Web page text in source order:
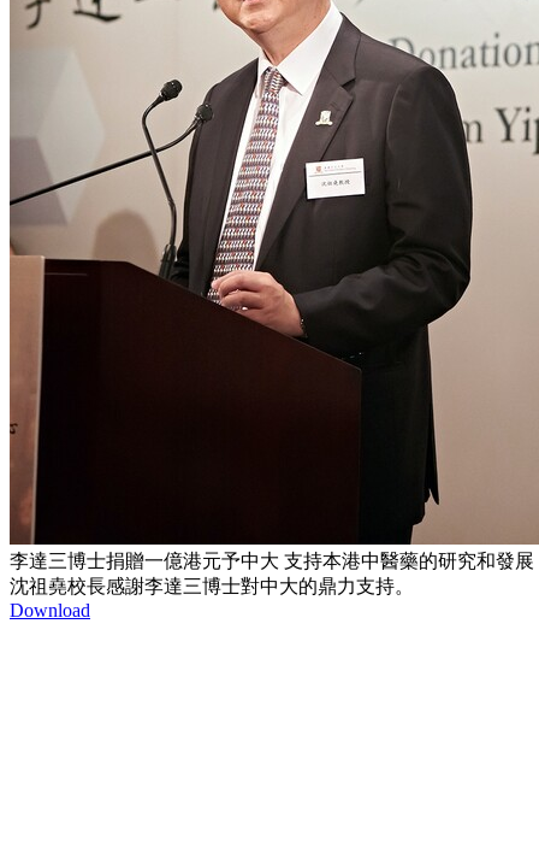
李達三博士捐贈一億港元予中大 支持本港中醫藥的研究和發展
沈祖堯校長感謝李達三博士對中大的鼎力支持。
Download